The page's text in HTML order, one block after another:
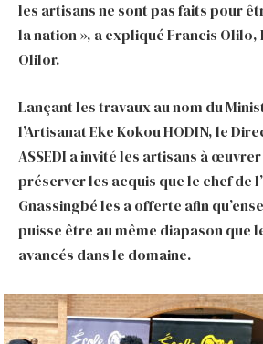
les artisans ne sont pas faits pour
la nation », a expliqué Francis Olilo,
Olilor.
Lançant les travaux au nom du
l’Artisanat Eke Kokou HODIN, le
ASSEDI a invité les artisans à
préserver les acquis que le chef de
Gnassingbé les a offerte afin
puisse être au même diapason que
avancés dans le domaine.